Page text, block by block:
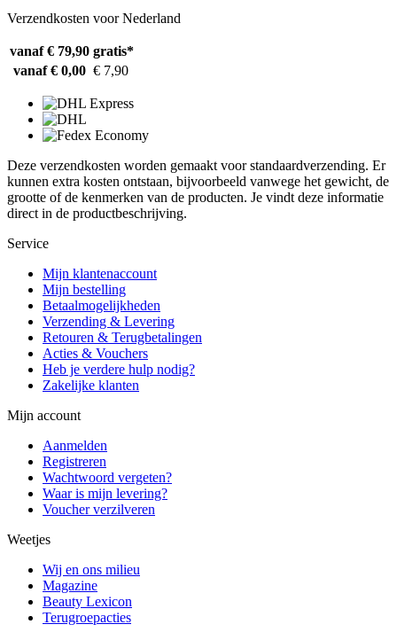
Verzendkosten voor Nederland
vanaf € 79,90 gratis*
vanaf € 0,00 € 7,90
Deze verzendkosten worden gemaakt voor standaardverzending. Er
kunnen extra kosten ontstaan, bijvoorbeeld vanwege het gewicht, de
grootte of de kenmerken van de producten. Je vindt deze informatie
direct in de productbeschrijving.
Service
Mijn klantenaccount
Mijn bestelling
Betaalmogelijkheden
Verzending & Levering
Retouren & Terugbetalingen
Acties & Vouchers
Heb je verdere hulp nodig?
Zakelijke klanten
Mijn account
Aanmelden
Registreren
Wachtwoord vergeten?
Waar is mijn levering?
Voucher verzilveren
Weetjes
Wij en ons milieu
Magazine
Beauty Lexicon
Terugroepacties